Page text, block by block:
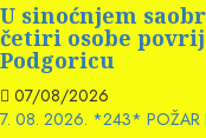
U sinoćnjem
četiri osobe
Podgoricu
07/08/2026
7. 08. 2026. *243* POŽAR